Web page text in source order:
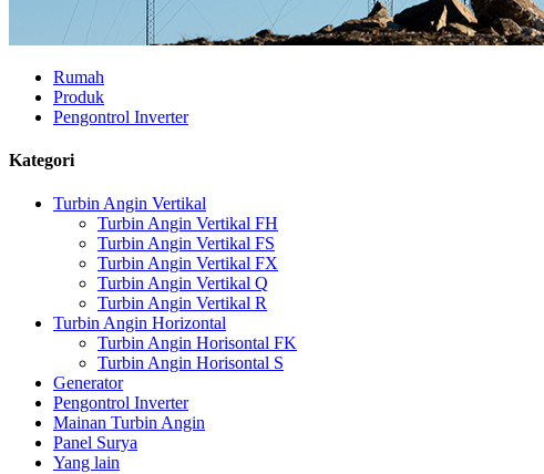
Rumah
Produk
Pengontrol Inverter
Kategori
Turbin Angin Vertikal
Turbin Angin Vertikal FH
Turbin Angin Vertikal FS
Turbin Angin Vertikal FX
Turbin Angin Vertikal Q
Turbin Angin Vertikal R
Turbin Angin Horizontal
Turbin Angin Horisontal FK
Turbin Angin Horisontal S
Generator
Pengontrol Inverter
Mainan Turbin Angin
Panel Surya
Yang lain